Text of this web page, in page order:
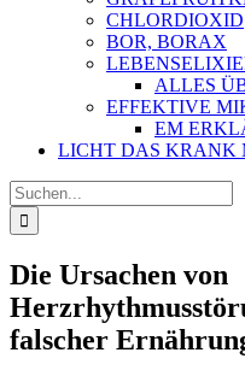
CHLORDIOXID
BOR, BORAX
ALLES
EFFEKTIVE
EM
LICHT DAS KRANK
Suche
nach:
Die Ursachen von
falscher